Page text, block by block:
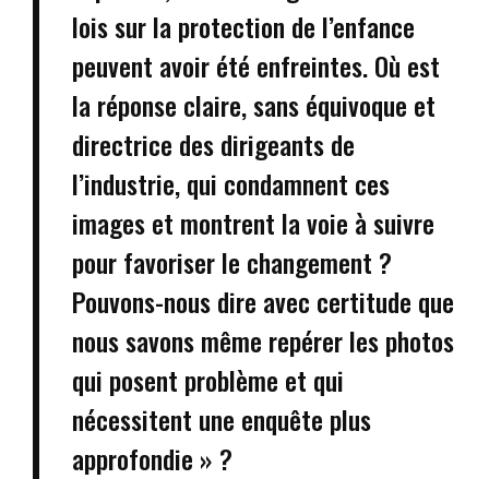
lois sur la protection de l’enfance
peuvent avoir été enfreintes. Où est
la réponse claire, sans équivoque et
directrice des dirigeants de
l’industrie, qui condamnent ces
images et montrent la voie à suivre
pour favoriser le changement ?
Pouvons-nous dire avec certitude que
nous savons même repérer les photos
qui posent problème et qui
nécessitent une enquête plus
approfondie » ?